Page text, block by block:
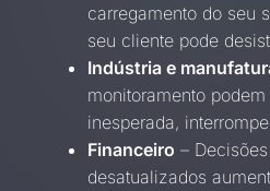
carregamento do seu
seu cliente pode
Indústria e
monitoramento
inesperada,
Financeiro –
desatualizados